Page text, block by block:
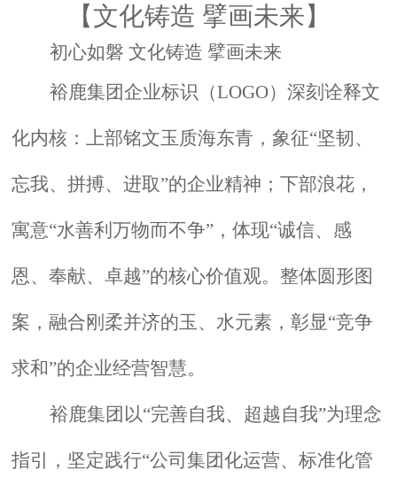
【文化铸造 擘画未来】
初心如磐 文化铸造 擘画未来
裕鹿集团企业标识（LOGO）深刻诠释文
化内核：上部铭文玉质海东青，象征“坚韧、
忘我、拼搏、进取”的企业精神；下部浪花，
寓意“水善利万物而不争”，体现“诚信、感
恩、奉献、卓越”的核心价值观。整体圆形图
案，融合刚柔并济的玉、水元素，彰显“竞争
求和”的企业经营智慧。
裕鹿集团以“完善自我、超越自我”为理念
指引，坚定践行“公司集团化运营、标准化管